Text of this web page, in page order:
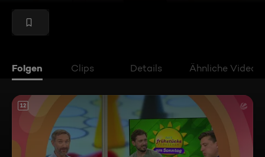
Folgen Clips Details Ähnliche Videos
12